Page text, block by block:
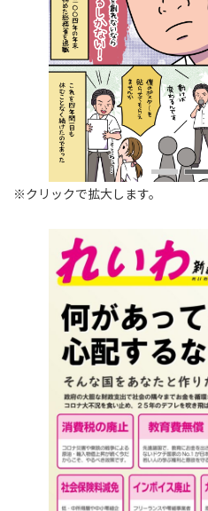
※クリックで拡大します。